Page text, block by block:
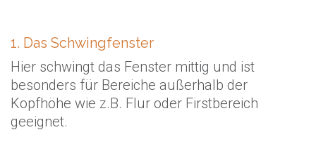
1. Das Schwingfenster
Hier schwingt das Fenster mittig und ist
besonders für Bereiche außerhalb der
Kopfhöhe wie z.B. Flur oder Firstbereich
geeignet.